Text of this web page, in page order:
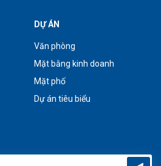
DỰ ÁN
Văn phòng
Mặt bằng kinh doanh
Mặt phố
Dự án tiêu biểu